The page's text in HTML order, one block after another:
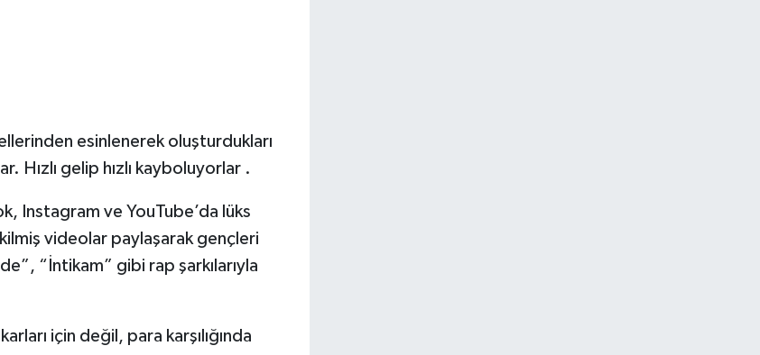
esinlenerek oluşturdukları
Hızlı gelip hızlı kayboluyorlar .
Instagram ve YouTube’da lüks
videolar paylaşarak gençleri
“İntikam” gibi rap şarkılarıyla
için değil, para karşılığında